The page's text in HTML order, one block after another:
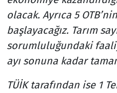
olacak. Ayrıca 5
başlayacağız. Tarım
sorumluluğundaki
ayı sonuna kadar
TÜİK tarafından ise 1